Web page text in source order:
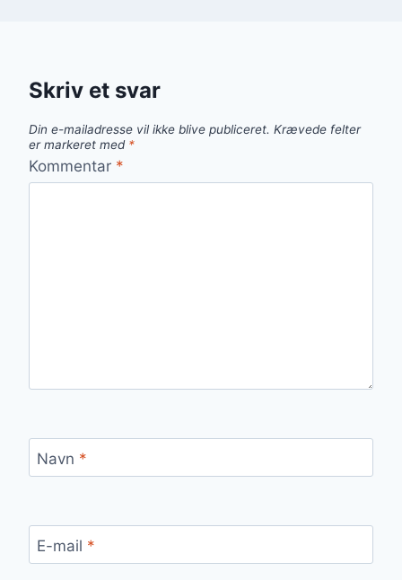
Skriv et svar
Din e-mailadresse vil ikke blive publiceret. Krævede felter
er markeret med *
Kommentar *
Navn *
E-mail *